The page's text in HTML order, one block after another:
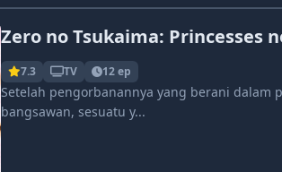
Zero no Tsukaima: Princesses
7.3 TV 12 ep
Setelah pengorbanannya yang berani dalam
bangsawan, sesuatu y...